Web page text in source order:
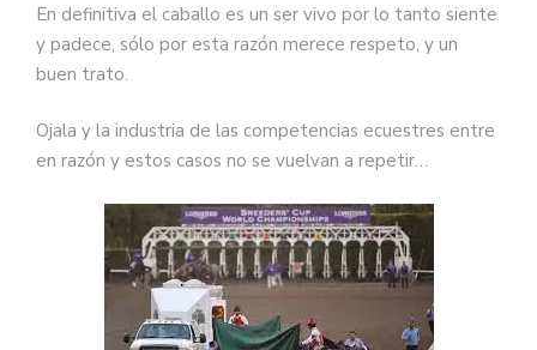
En definitiva el caballo es un ser vivo por lo tanto siente
y padece, sólo por esta razón merece respeto, y un
buen trato.
Ojala y la industria de las competencias ecuestres entre
en razón y estos casos no se vuelvan a repetir…